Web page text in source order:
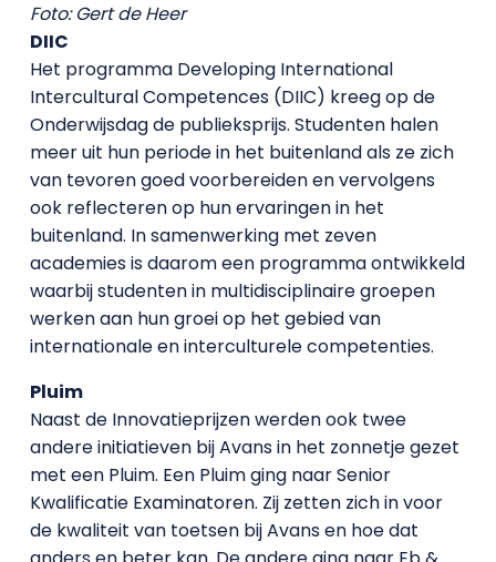
Foto: Gert de Heer
DIIC
Het programma Developing International
Intercultural Competences (DIIC) kreeg op de
Onderwijsdag de publieksprijs. Studenten halen
meer uit hun periode in het buitenland als ze zich
van tevoren goed voorbereiden en vervolgens
ook reflecteren op hun ervaringen in het
buitenland. In samenwerking met zeven
academies is daarom een programma ontwikkeld
waarbij studenten in multidisciplinaire groepen
werken aan hun groei op het gebied van
internationale en interculturele competenties.
Pluim
Naast de Innovatieprijzen werden ook twee
andere initiatieven bij Avans in het zonnetje gezet
met een Pluim. Een Pluim ging naar Senior
Kwalificatie Examinatoren. Zij zetten zich in voor
de kwaliteit van toetsen bij Avans en hoe dat